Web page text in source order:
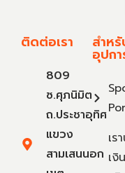
ติดต่อเรา
809
ซ.ศุภนิมิต
ถ.ประชาอุทิศ
แขวง
สามเสนนอก
สำห
อุปกา
เร
เงิน